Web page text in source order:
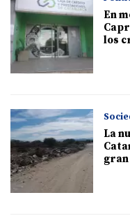
En
los
La